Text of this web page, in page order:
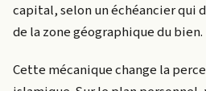
capital, selon un échéancier qui
de la zone géographique du bien.
Cette mécanique change la